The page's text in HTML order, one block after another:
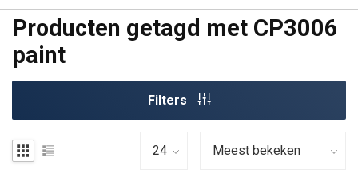
Producten getagd met CP3006
paint
Filters